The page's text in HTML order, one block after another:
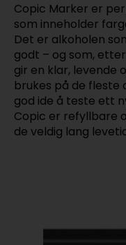
Copic Marker er
som inneholder
Det er alkoholen
godt – og som,
gir en klar, levende
brukes på de
god ide å teste ett
Copic er refyllbare
de veldig lang